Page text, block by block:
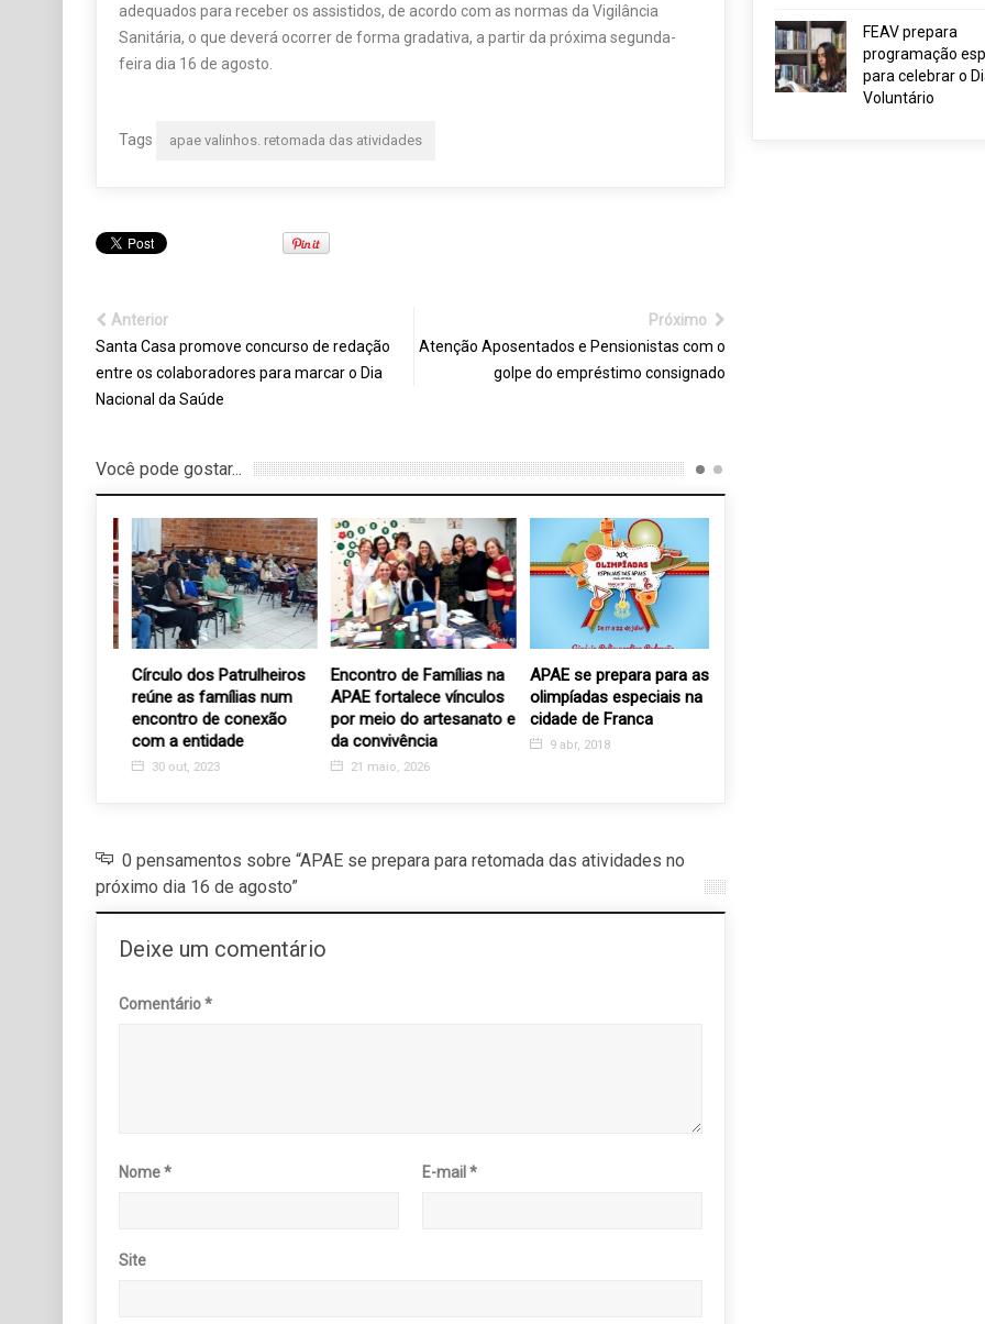
adequados para receber os assistidos, de acordo com as normas da Vigilância
Sanitária, o que deverá ocorrer de forma gradativa, a partir da próxima segunda-
feira dia 16 de agosto.
Tags apae valinhos. retomada das atividades
Anterior
Santa Casa promove concurso de redação
entre os colaboradores para marcar o Dia
Nacional da Saúde
Próximo
Atenção Aposentados e Pensionistas com o
golpe do empréstimo consignado
Você pode gostar...
Círculo dos Patrulheiros
reúne as famílias num
encontro de conexão
com a entidade
30 out, 2023
Encontro de Famílias na
APAE fortalece vínculos
por meio do artesanato e
da convivência
21 maio, 2026
APAE se prepara para as
olimpíadas especiais na
cidade de Franca
9 abr, 2018
0 pensamentos sobre “APAE se prepara para retomada das atividades no
próximo dia 16 de agosto”
Deixe um comentário
Comentário*
Nome* E-mail*
Site
FEAV prepara
programação
para celebrar o
Voluntário